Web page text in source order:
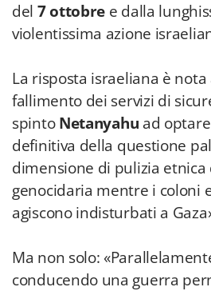
del 7 ottobre e dalla
violentissima azione
La risposta israeliana è
fallimento dei servizi di
spintoNetanyahu ad
definitiva della questione
dimensione di pulizia etnica
genocidaria mentre i coloni
agiscono indisturbati a
Ma non solo:
conducendo una guerra